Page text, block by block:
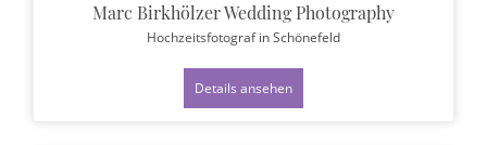
Marc Birkhölzer Wedding Photography
Hochzeitsfotografin Schönefeld
Details ansehen